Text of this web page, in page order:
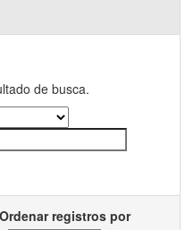
de busca.
Ordenar registros por